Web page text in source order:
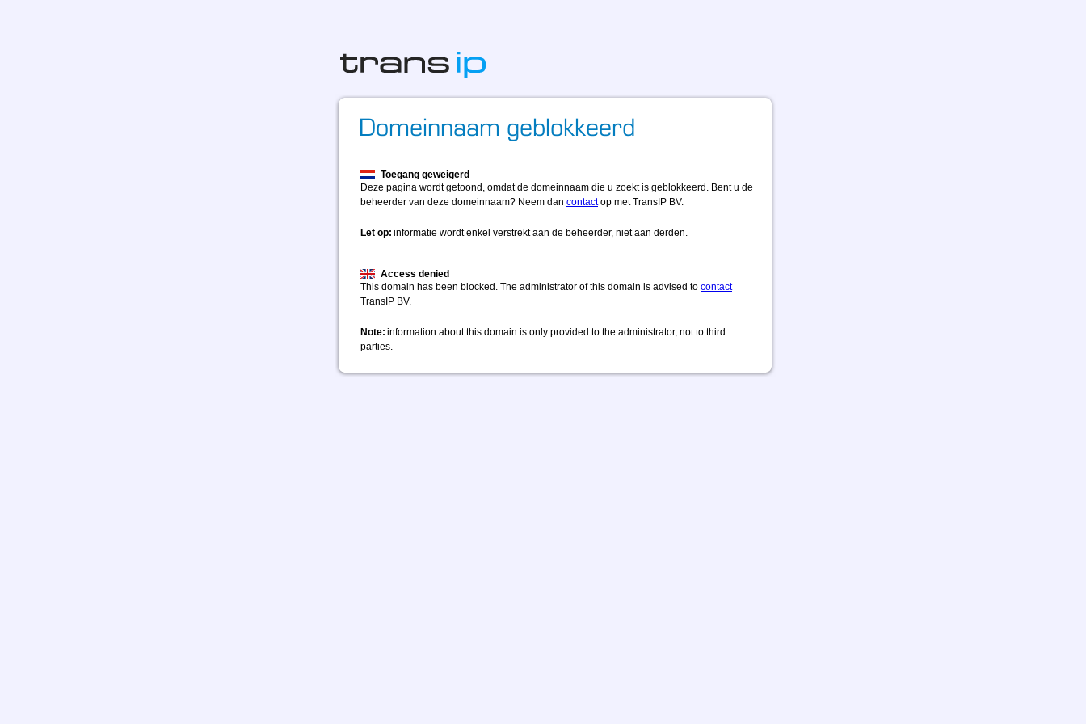
Toegang geweigerd
Deze pagina wordt getoond, omdat de domeinnaam die u zoekt is geblokkeerd. Bent u de
beheerder van deze domeinnaam? Neem dan contactop met TransIP BV.
Let op: informatie wordt enkel verstrekt aan de beheerder, niet aan derden.
Access denied
This domain has been blocked. The administrator of this domain is advised to contact
TransIP BV.
Note: information about this domain is only provided to the administrator, not to third
parties.